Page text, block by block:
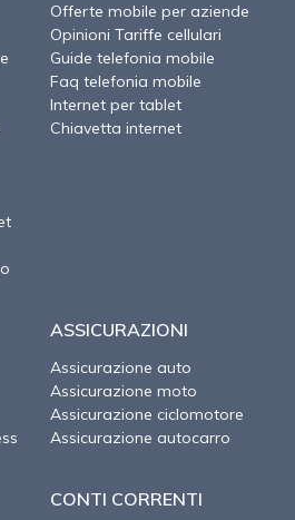
Offerte mobile per aziende
Opinioni Tariffe cellulari
Guide telefonia mobile
Faq telefonia mobile
Internet per tablet
Chiavetta internet
ASSICURAZIONI
Assicurazione auto
Assicurazione moto
Assicurazione ciclomotore
Assicurazione autocarro
CONTI CORRENTI